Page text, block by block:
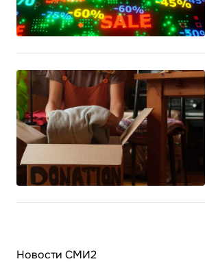
Новости СМИ2